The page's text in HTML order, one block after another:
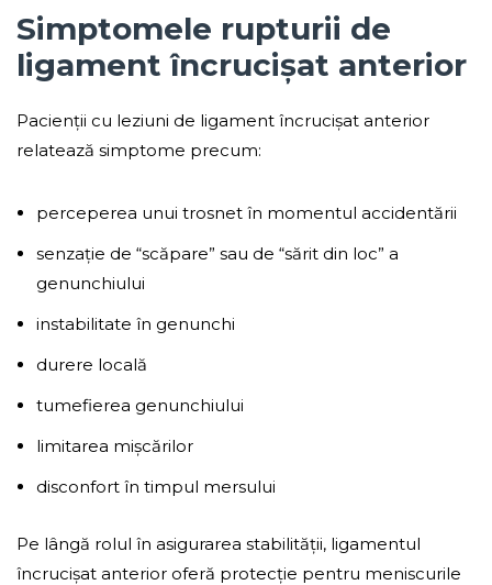
Simptomele rupturii de
ligament încrucișat anterior
Pacienții cu leziuni de ligament încrucișat anterior
relatează simptome precum:
perceperea unui trosnet în momentul accidentării
senzație de “scăpare” sau de “sărit din loc” a
genunchiului
instabilitate în genunchi
durere locală
tumefierea genunchiului
limitarea mișcărilor
disconfort în timpul mersului
Pe lângă rolul în asigurarea stabilității, ligamentul
încrucișat anterior oferă protecție pentru meniscurile